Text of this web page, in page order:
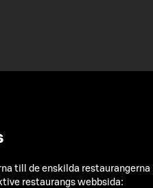
till de enskilda restaurangerna
restaurangs webbsida: